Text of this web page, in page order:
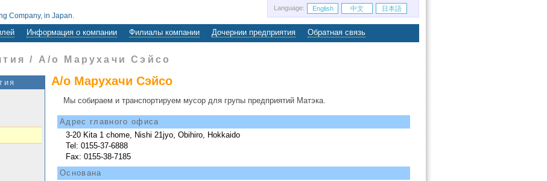
Company, in Japan.
Language: English 中文 日本語
Информация о компании Филиалы компании Дочернии предприятия Обратная связь
/ А/о Марухачи Сэйсо
А/о Марухачи Сэйсо
Мы собираем и транспортируем мусор для групы предприятий Матэка.
Адрес главного офиса
3-20 Kita 1 chome, Nishi 21jyo, Obihiro, Hokkaido
Tel: 0155-37-6888
Fax: 0155-38-7185
Основана